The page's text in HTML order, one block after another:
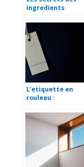
ingredients
cosmetique bio
L’etiquette en
rouleau :
et fonctions